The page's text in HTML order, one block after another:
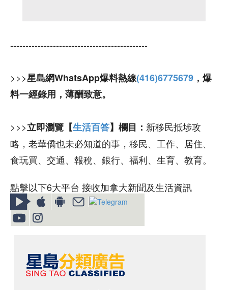
---------------------------------------------
>>>星島網WhatsApp爆料熱線(416)6775679 ，爆
料一經錄用，薄酬致意。
>>>立即瀏覽【生活百答】欄目： 新移民抵埗攻
略，老華僑也未必知道的事，移民、工作、居住、
食玩買、交通、報稅、銀行、福利、生育、教育。
點擊以下6大平台 接收加拿大新聞及生活資訊